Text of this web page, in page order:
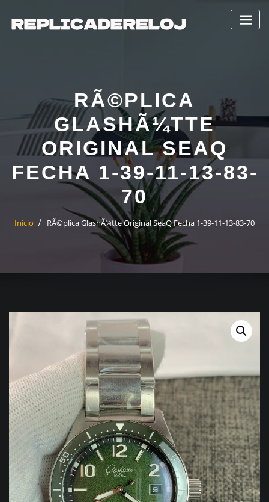
contenido
RÃ©PLICA
GLASHÃ¼TTE
ORIGINAL SEAQ
FECHA 1-39-11-13-83-
70
Inicio RÃ©plica GlashÃ¼tte Original SeaQ Fecha 1-39-11-13-83-70